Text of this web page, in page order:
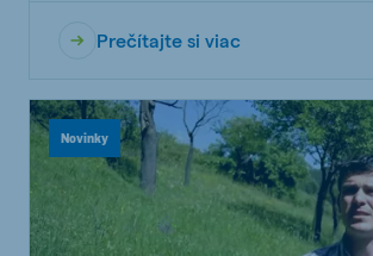
Prečítajte si viac
Novinky